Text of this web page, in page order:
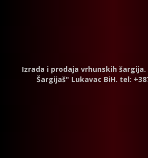
Izrada i prodaja vrhunskih šargija.
Šargijaš" Lukavac BiH. tel: